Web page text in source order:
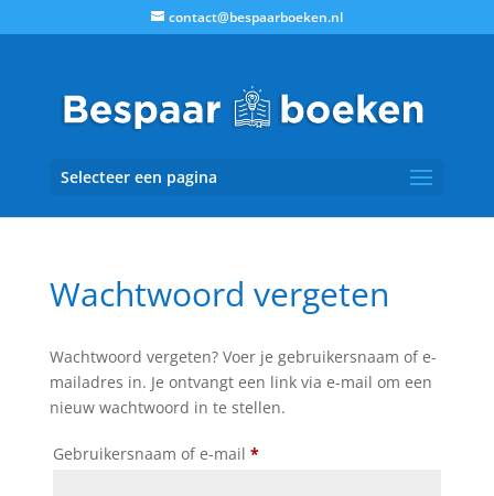
contact@bespaarboeken.nl
Selecteer een pagina
Wachtwoord vergeten
Wachtwoord vergeten? Voer je gebruikersnaam of e-
mailadres in. Je ontvangt een link via e-mail om een
nieuw wachtwoord in te stellen.
Gebruikersnaam of e-mail *Vereist